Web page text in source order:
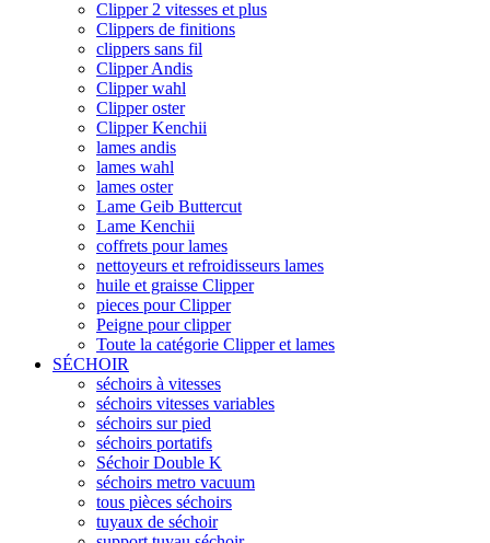
Clipper 2 vitesses et plus
Clippers de finitions
clippers sans fil
Clipper Andis
Clipper wahl
Clipper oster
Clipper Kenchii
lames andis
lames wahl
lames oster
Lame Geib Buttercut
Lame Kenchii
coffrets pour lames
nettoyeurs et refroidisseurs lames
huile et graisse Clipper
pieces pour Clipper
Peigne pour clipper
Toute la catégorie Clipper et lames
SÉCHOIR
séchoirs à vitesses
séchoirs vitesses variables
séchoirs sur pied
séchoirs portatifs
Séchoir Double K
séchoirs metro vacuum
tous pièces séchoirs
tuyaux de séchoir